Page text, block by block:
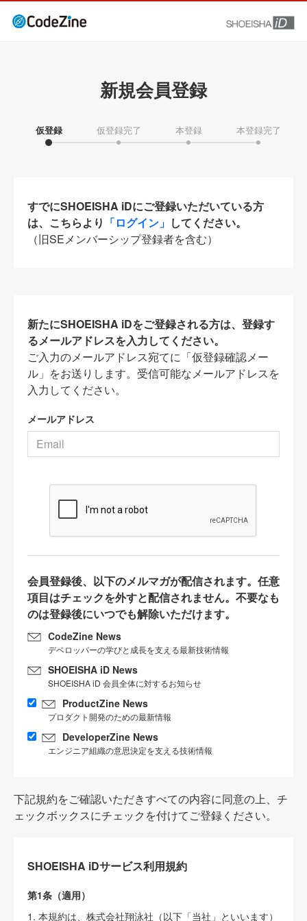
新規会員登録
仮登録 仮登録完了 本登録 本登録完了
すでにSHOEISHA iDにご登録いただいている方
は、こちらより 「ログイン」 してください。
（旧SEメンバーシップ登録者を含む）
新たにSHOEISHA iDをご登録される方は、登録す
るメールアドレスを入力してください。
ご入力のメールアドレス宛てに「仮登録確認メー
ル」をお送りします。受信可能なメールアドレスを
入力してください。
メールアドレス
会員登録後、以下のメルマガが配信されます。任意
項目はチェックを外すと配信されません。不要なも
のは登録後にいつでも解除いただけます。
CodeZine News
デベロッパーの学びと成長を支える最新技術情報
SHOEISHA iD News
SHOEISHA iD 会員全体に対するお知らせ
ProductZine News
プロダクト開発のための最新情報
DeveloperZine News
エンジニア組織の意思決定を支える技術情報
下記規約をご確認いただきすべての内容に同意の上、チ
ェックボックスにチェックを付けてご登録ください。
SHOEISHA iDサービス利用規約
第1条（適用）
1. 本規約は、株式会社翔泳社（以下「当社」といいます）